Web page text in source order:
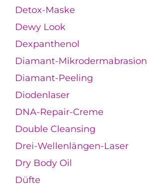
Detox-Maske
Dewy Look
Dexpanthenol
Diamant-Mikrodermabrasion
Diamant-Peeling
Diodenlaser
DNA-Repair-Creme
Double Cleansing
Drei-Wellenlängen-Laser
Dry Body Oil
Düfte